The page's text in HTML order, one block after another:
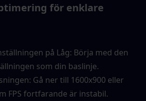
för enklare
på Låg: Börja med den
som din baslinje.
Gå ner till 1600x900 eller
FPS fortfarande är instabil.